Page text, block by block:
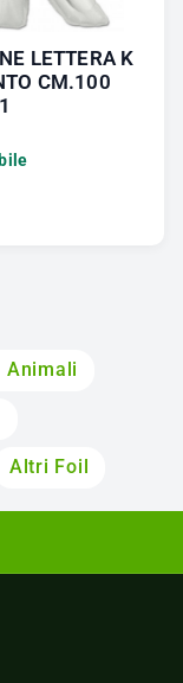
LETTERA K
CM.100
Animali
Altri Foil